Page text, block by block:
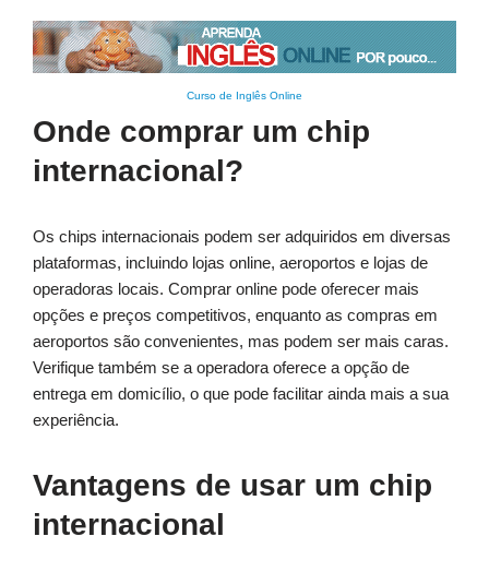
Curso de Inglês Online
Onde comprar um chip
internacional?
Os chips internacionais podem ser adquiridos em diversas
plataformas, incluindo lojas online, aeroportos e lojas de
operadoras locais. Comprar online pode oferecer mais
opções e preços competitivos, enquanto as compras em
aeroportos são convenientes, mas podem ser mais caras.
Verifique também se a operadora oferece a opção de
entrega em domicílio, o que pode facilitar ainda mais a sua
experiência.
Vantagens de usar um chip
internacional